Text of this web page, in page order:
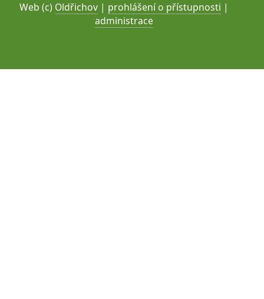
Web (c) Oldřichov | prohlášení o přístupnosti |
administrace